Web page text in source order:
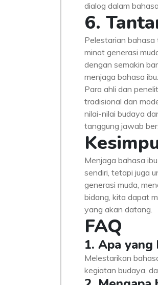
dialog dalam
6.
Pelestarian bahasa
minat generasi
dengan semakin
menjaga bahasa ibu.
Para ahli dan
tradisional dan
nilai-nilai budaya
tanggung jawab
Menjaga bahasa
sendiri, tetapi juga
generasi muda,
bidang, kita dapat
yang akan datang.
FAQ
1. Apa
Melestarikan
kegiatan budaya,